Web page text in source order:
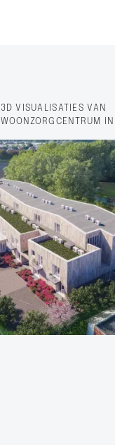
3D VISUALISATIES VAN
WOONZORGCENTRUM